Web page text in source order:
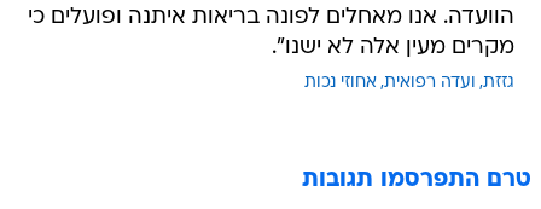
הוועדה. אנו מאחלים לפונה בריאות איתנה ופועלים כי
מקרים מעין אלה לא ישנו".
גזזת ועדה רפואית אחוזי נכות
טרם התפרסמו תגובות